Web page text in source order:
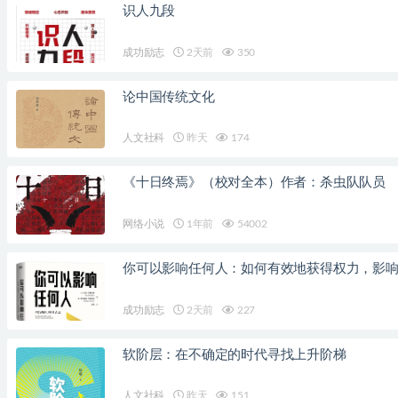
识人九段
成功励志 2天前 350
论中国传统文化
人文社科 昨天 174
《十日终焉》（校对全本）作者：杀虫队队员
网络小说 1年前 54002
你可以影响任何人：如何有效地获得权力，影
成功励志 2天前 227
软阶层：在不确定的时代寻找上升阶梯
人文社科 昨天 151